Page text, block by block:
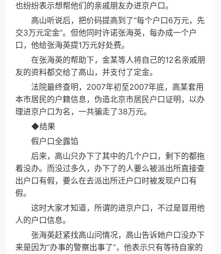
也纷纷表示想帮他们的亲戚朋友办进京户口。
高山听说后，把价码提高到了“每个户口6万元，先
交3万元定金”。但他同时许诺张海英，每办成一个户
口，他给张海英提1万元好处费。
在张海英的帮助下，金某等人将自己的12名亲戚朋
友的资料都交给了高山，并支付了定金。
法院最终查明，2007年初至2007年底，高某套用
本市居民的户籍信息，伪造北京市居民户口证明，以办
理进京户口为名，一共骗走了38万元。
◆结果
假户口全露馅
后来，高山只办下了其中的几个户口，剩下的都拖
着没办。而没过多久，办下了的人要么被派出所直接查
出户口有假，要么在去派出所迁户口时被发现户口有
假。
这时大家才知道，所谓的进京户口，不过是冒用他
人的户口信息。
张海英赶紧找高山问情况，高山告诉她户口没办下
来是因为“办事的警察出事了”，他表示只有等待自家的